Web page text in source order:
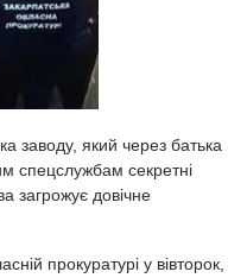
заводу, який через батька
спецслужбам секретні
загрожує довічне
прокуратурі у вівторок,